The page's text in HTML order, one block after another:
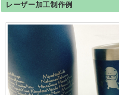
レーザー加工制作例